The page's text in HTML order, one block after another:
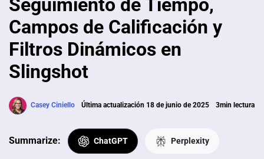
Seguimiento de Tiempo,
Campos de Calificación y
Filtros Dinámicos en
Slingshot
Casey Ciniello Última actualización 18 de junio de 2025 3min lectura
Summarize: ChatGPT Perplexity